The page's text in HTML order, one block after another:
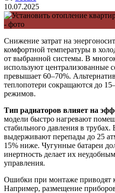
10.07.2025
Снижение затрат на
комфортной температуры в
от выбранной системы. В
используют централизованные
превышает 60–70%.
теплопотери сокращаются до
режимов.
Тип радиаторов влияет на
модели быстро нагревают
стабильного давления в трубах.
выдерживают перепады до 25
15% ниже. Чугунные батареи
инертность делает их
управления.
Ошибки при монтаже приводят к
Например, размещение